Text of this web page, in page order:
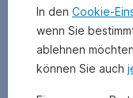
wirtschaftlichen
Analysen.
In den Cookie-
wenn Sie
ablehnen
können Sie auch